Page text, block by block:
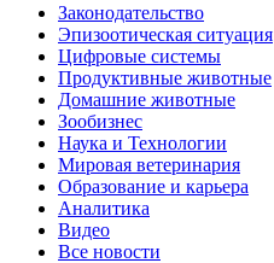
Законодательство
Эпизоотическая ситуация
Цифровые системы
Продуктивные животные
Домашние животные
Зообизнес
Наука и Технологии
Мировая ветеринария
Образование и карьера
Аналитика
Видео
Все новости